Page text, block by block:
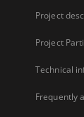
Project
Project
Technical
Frequently